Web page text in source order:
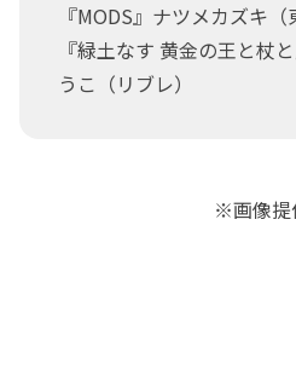
『MODS』ナツメカズキ（
『緑土なす 黄金の王と杖
うこ（リブレ）
※画像提